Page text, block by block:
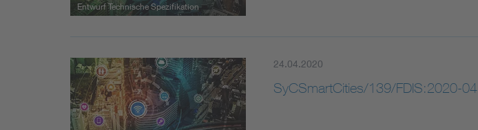
Entwurf Technische Spezifikation
24.04.2020
SyCSmartCities/139/FDIS:2020-04